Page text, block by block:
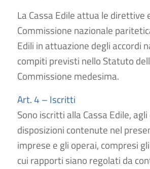
La Cassa Edile attua le direttive
Commissione nazionale
Edili in attuazione degli accordi
compiti previsti nello Statuto
Commissione medesima.
Art. 4 – Iscritti
Sono iscritti alla Cassa Edile,
disposizioni contenute nel
imprese e gli operai, compresi
cui rapporti siano regolati da